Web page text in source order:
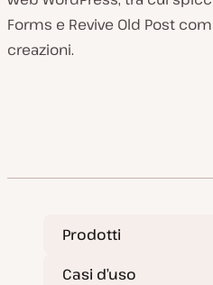
Forms e Revive Old Post
creazioni.
Prodotti
Casi d’uso